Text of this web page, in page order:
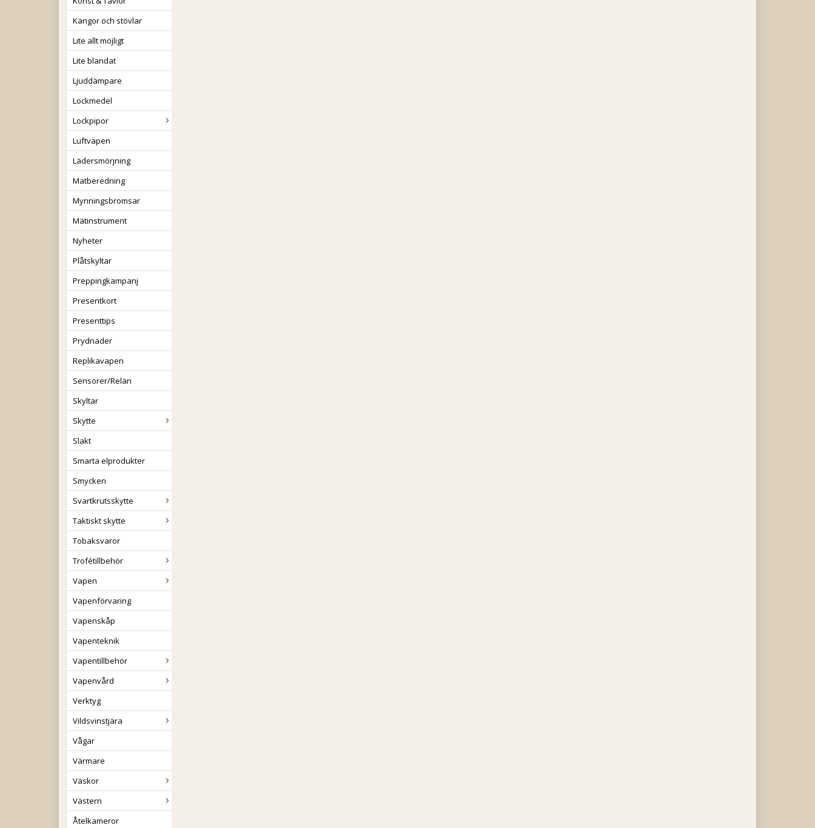
Kängor och stövlar
Lite allt möjligt
Lite blandat
Ljuddämpare
Lockmedel
Lockpipor
Luftvapen
Lädersmörjning
Matberedning
Mynningsbromsar
Mätinstrument
Nyheter
Plåtskyltar
Preppingkampanj
Presentkort
Presenttips
Prydnader
Replikavapen
Sensorer/Relän
Skyltar
Skytte
Slakt
Smarta elprodukter
Smycken
Svartkrutsskytte
Taktiskt skytte
Tobaksvaror
Trofétillbehör
Vapen
Vapenförvaring
Vapenskåp
Vapenteknik
Vapentillbehör
Vapenvård
Verktyg
Vildsvinstjära
Vågar
Värmare
Väskor
Västern
Åtelkameror